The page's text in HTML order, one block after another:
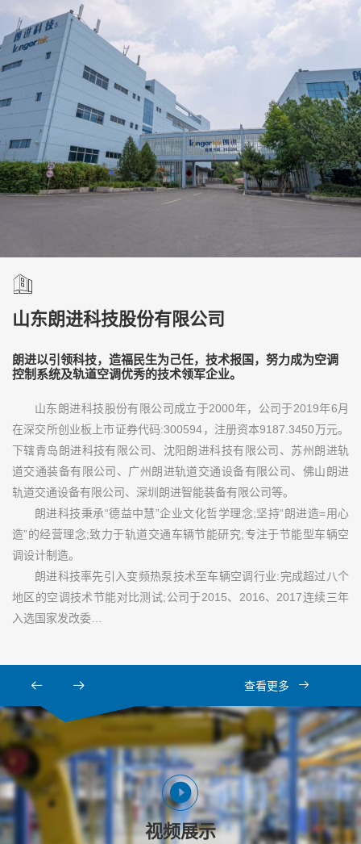
山东朗进科技股份有限公司
朗进以引领科技，造福民生为己任，技术报国，努力成为空调
控制系统及轨道空调优秀的技术领军企业。
山东朗进科技股份有限公司成立于2000年，公司于2019年6月
在深交所创业板上市证券代码:300594，注册资本9187.3450万元。
下辖青岛朗进科技有限公司、沈阳朗进科技有限公司、苏州朗进轨
道交通装备有限公司、广州朗进轨道交通设备有限公司、佛山朗进
轨道交通设备有限公司、深圳朗进智能装备有限公司等。
朗进科技秉承“德益中慧”企业文化哲学理念;坚持“朗进造=用心
造”的经营理念;致力于轨道交通车辆节能研究;专注于节能型车辆空
调设计制造。
朗进科技率先引入变频热泵技术至车辆空调行业:完成超过八个
地区的空调技术节能对比测试;公司于2015、2016、2017连续三年
入选国家发改委…
查看更多
视频展示